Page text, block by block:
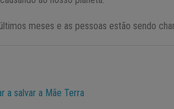
meses e as pessoas estão sendo
a salvar a Mãe Terra